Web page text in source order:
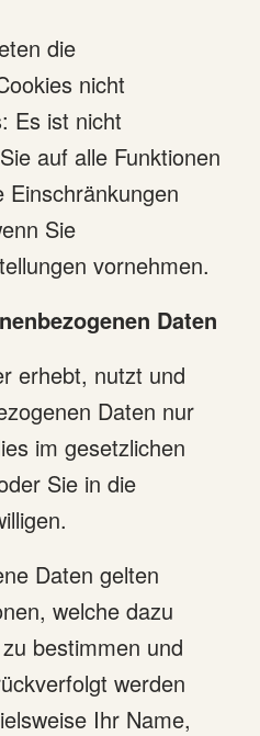
die
nicht
Es ist nicht
auf alle Funktionen
Einschränkungen
Sie
vornehmen.
Daten
erhebt, nutzt und
Daten nur
im gesetzlichen
Sie in die
Daten gelten
welche dazu
bestimmen und
werden
Ihr Name,